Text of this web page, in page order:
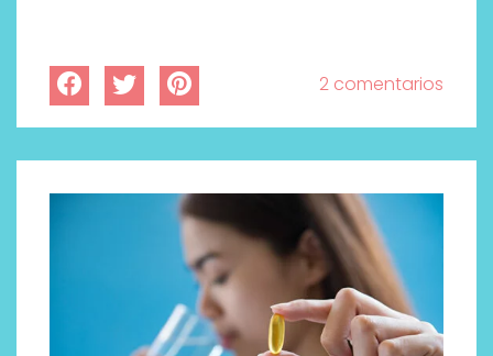
2 comentarios